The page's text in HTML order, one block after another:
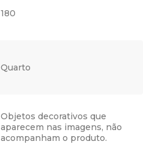
180
Quarto
Objetos decorativos que
aparecem nas imagens, não
acompanham o produto.